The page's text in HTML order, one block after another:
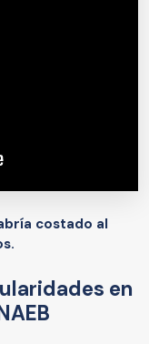
costado al
en